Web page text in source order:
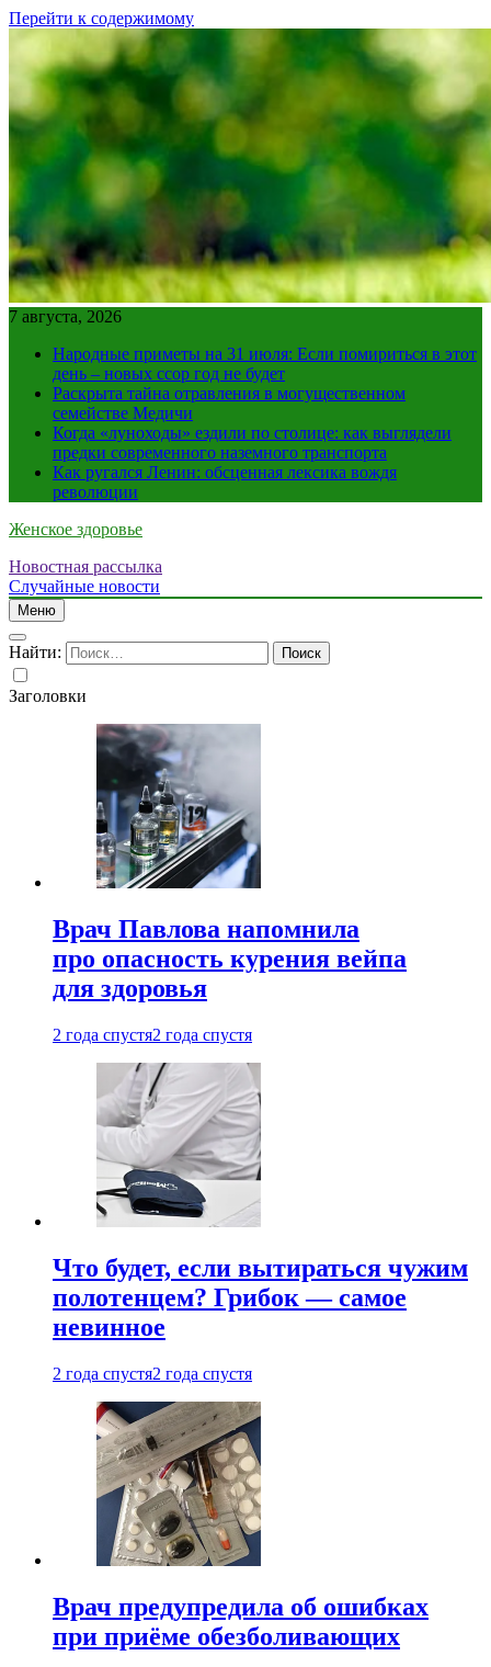
Перейти к содержимому
7 августа, 2026
Народные приметы на 31 июля: Если помириться в этот
день – новых ссор год не будет
Раскрыта тайна отравления в могущественном
семействе Медичи
Когда «луноходы» ездили по столице: как выглядели
предки современного наземного транспорта
Как ругался Ленин: обсценная лексика вождя
революции
Женское здоровье
Новостная рассылка
Случайные новости
Меню
Найти:
Заголовки
Врач Павлова напомнила
про опасность курения вейпа
для здоровья
2 года спустя2 года спустя
Что будет, если вытираться чужим
полотенцем? Грибок — самое
невинное
2 года спустя2 года спустя
Врач предупредила об ошибках
при приëме обезболивающих